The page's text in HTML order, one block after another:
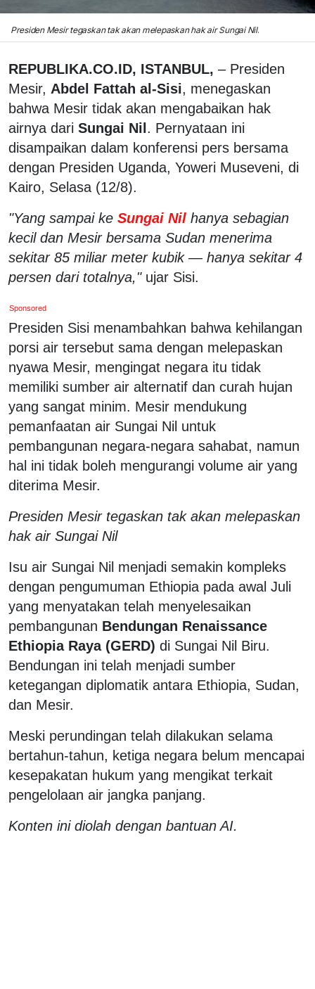
Presiden Mesir tegaskan tak akan melepaskan hak air Sungai Nil.
REPUBLIKA.CO.ID, ISTANBUL, – Presiden
Mesir, Abdel Fattah al-Sisi, menegaskan
bahwa Mesir tidak akan mengabaikan hak
airnya dari Sungai Nil . Pernyataan ini
disampaikan dalam konferensi pers bersama
dengan Presiden Uganda, Yoweri Museveni, di
Kairo, Selasa (12/8).
"Yang sampai ke Sungai Nil hanya sebagian
kecil dan Mesir bersama Sudan menerima
sekitar 85 miliar meter kubik — hanya sekitar 4
persen dari totalnya,"ujar Sisi.
Sponsored
Presiden Sisi menambahkan bahwa kehilangan
porsi air tersebut sama dengan melepaskan
nyawa Mesir, mengingat negara itu tidak
memiliki sumber air alternatif dan curah hujan
yang sangat minim. Mesir mendukung
pemanfaatan air Sungai Nil untuk
pembangunan negara-negara sahabat, namun
hal ini tidak boleh mengurangi volume air yang
diterima Mesir.
Presiden Mesir tegaskan tak akan melepaskan
hak air Sungai Nil
Isu air Sungai Nil menjadi semakin kompleks
dengan pengumuman Ethiopia pada awal Juli
yang menyatakan telah menyelesaikan
pembangunan Bendungan Renaissance
Ethiopia Raya (GERD) di Sungai Nil Biru.
Bendungan ini telah menjadi sumber
ketegangan diplomatik antara Ethiopia, Sudan,
dan Mesir.
Meski perundingan telah dilakukan selama
bertahun-tahun, ketiga negara belum mencapai
kesepakatan hukum yang mengikat terkait
pengelolaan air jangka panjang.
Konten ini diolah dengan bantuan AI.